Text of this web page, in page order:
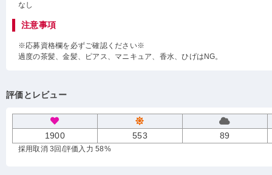
なし
注意事項
※応募資格欄を必ずご確認ください※
過度の茶髪、金髪、ピアス、マニキュア、香水、ひげはNG。
評価とレビュー
1900 553 89
採用取消 3回 /評価入力 58%